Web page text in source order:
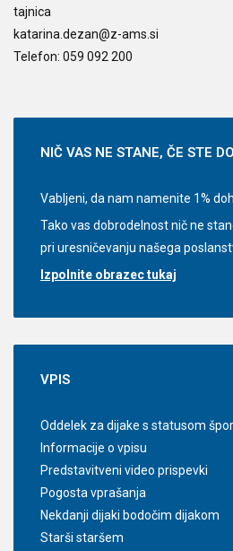
tajnica
katarina.dezan@z-ams.si
Telefon: 059 092 200
NIČ VAS NE STANE, ČE STE
Vabljeni, da nam namenite 1%
Tako vas dobrodelnost nič ne
pri uresničevanju našega
Izpolnite obrazec tukaj
VPIS
Oddelek za dijake s statusom
Informacije o vpisu
Predstavitveni video prispevki
Pogosta vprašanja
Nekdanji dijaki bodočim dijakom
Starši staršem